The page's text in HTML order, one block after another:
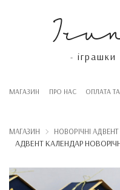
-
МАГАЗИН ПРО НАС OПЛАТА
МАГАЗИН НОВОРІЧНІ
АДВЕНТ КАЛЕНДАР